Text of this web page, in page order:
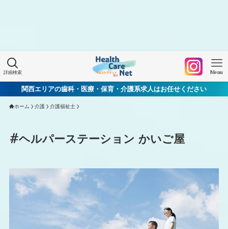
詳細検索 Menu
関西エリアの歯科・医療・保育・介護系求人はお任せください
ホーム 介護 介護福祉士
#ヘルパーステーション かいご屋